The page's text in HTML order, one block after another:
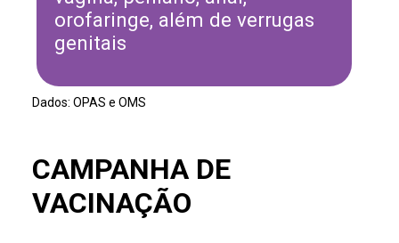
orofaringe, além de verrugas
genitais
Dados: OPAS e OMS
CAMPANHA DE
VACINAÇÃO